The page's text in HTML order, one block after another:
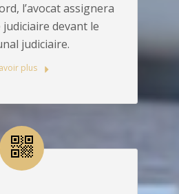
l’avocat assignera
devant le
judiciaire.
plus